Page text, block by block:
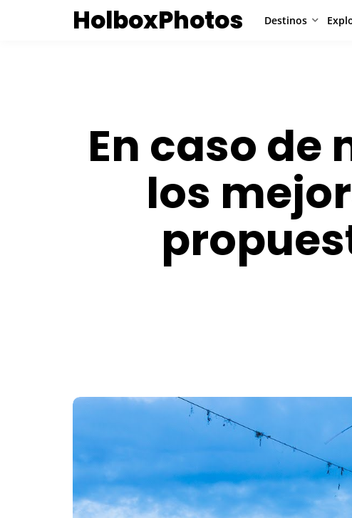
HolboxPhotos Destinos
En caso de
los